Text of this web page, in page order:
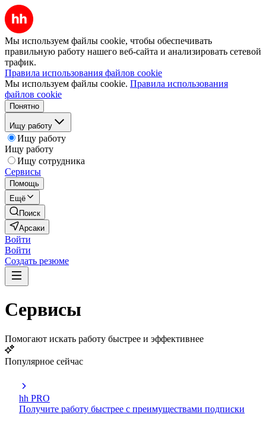
Мы используем файлы cookie, чтобы обеспечивать
правильную работу нашего веб-сайта и анализировать сетевой
трафик.
Правила использования файлов cookie
Мы используем файлы cookie. Правила использования
файлов cookie
Понятно
Ищу работу
Ищу работу
Ищу работу
Ищу сотрудника
Сервисы
Помощь
Ещё
Поиск
Арсаки
Войти
Войти
Создать резюме
Сервисы
Помогают искать работу быстрее и эффективнее
Популярное сейчас
hh PRO
Получите работу быстрее с преимуществами подписки